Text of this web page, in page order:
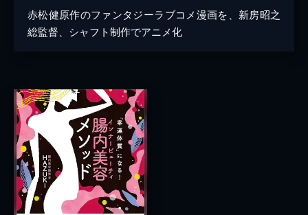
赤松健原作のファンタジーラブコメ漫画を、新房昭之
総監督、シャフト制作でアニメ化